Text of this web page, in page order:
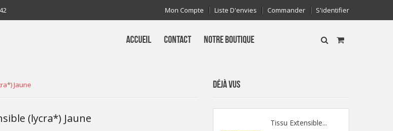
Mon Compte Liste D'envies Commander S'identifier
ACCUEIL CONTACT NOTRE BOUTIQUE
Jaune
(lycra*) Jaune
DÉJÀ VUS
Tissu Extensible...